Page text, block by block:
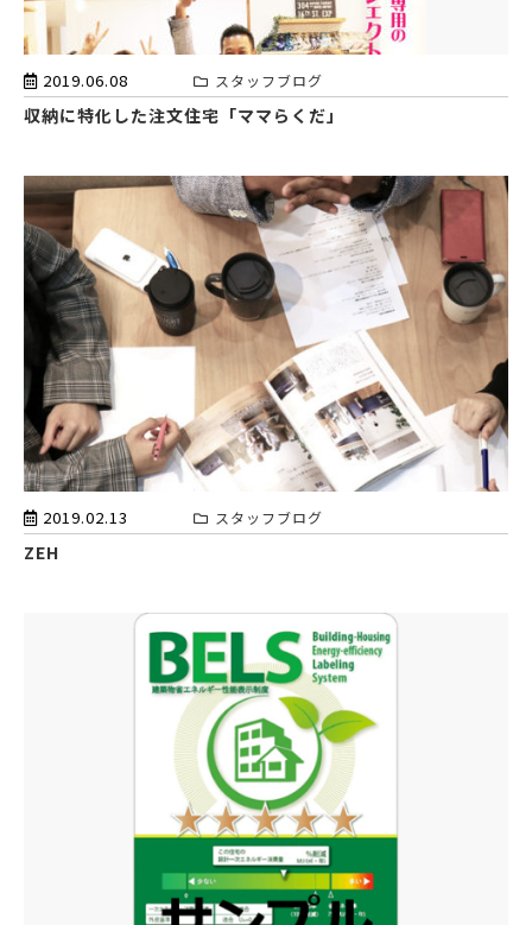
2019.06.08 スタッフブログ
収納に特化した注文住宅「ママらくだ」
2019.02.13 スタッフブログ
ZEH